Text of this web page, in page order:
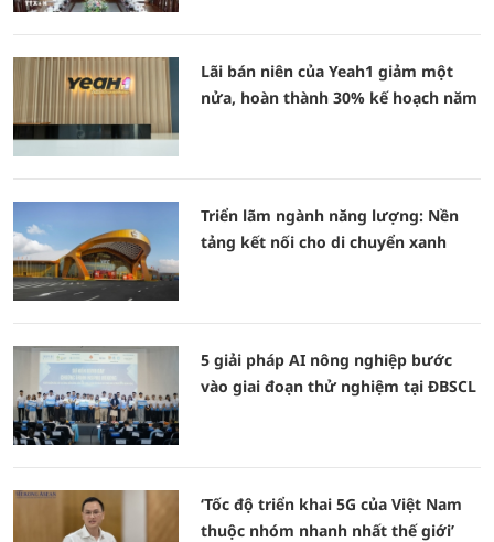
Lãi bán niên của Yeah1 giảm một
nửa, hoàn thành 30% kế hoạch năm
Triển lãm ngành năng lượng: Nền
tảng kết nối cho di chuyển xanh
5 giải pháp AI nông nghiệp bước
vào giai đoạn thử nghiệm tại ĐBSCL
‘Tốc độ triển khai 5G của Việt Nam
thuộc nhóm nhanh nhất thế giới’